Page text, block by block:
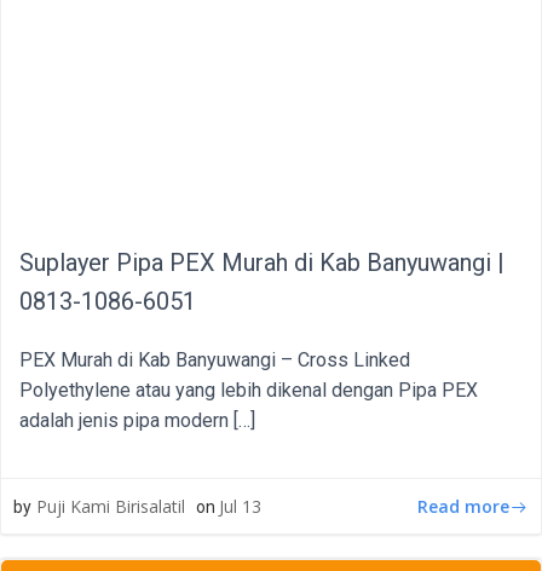
Suplayer Pipa PEX Murah di Kab Banyuwangi |
0813-1086-6051
PEX Murah di Kab Banyuwangi – Cross Linked
Polyethylene atau yang lebih dikenal dengan Pipa PEX
adalah jenis pipa modern […]
by Puji Kami Birisalatil on Jul 13 Read more